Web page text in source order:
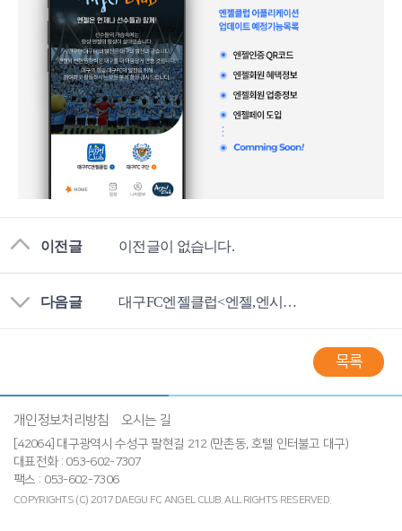
이전글 이전글이 없습니다.
다음글 대구FC엔젤클럽<엔젤,엔시오> 자동이체 신청서다운로드
목록
개인정보처리방침 오시는 길
[42064] 대구광역시 수성구 팔현길 212 (만촌동, 호텔 인터불고 대구)
대표전화 : 053-602-7307
팩스 : 053-602-7306
COPYRIGHTS (C) 2017 DAEGU FC ANGEL CLUB. ALL RIGHTS RESERVED.